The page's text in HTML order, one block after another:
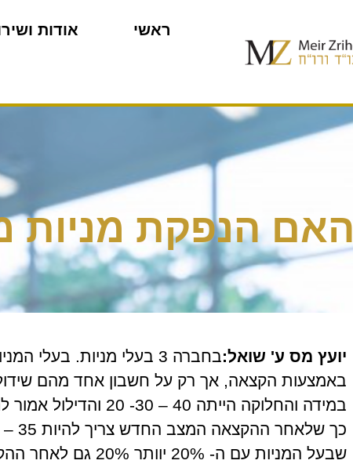
ראשי אודות
האם הנפקת מניות
יועץ מס ע' שואל:
בחברה 3 בעלי מניות.
באמצעות הקצאה, אך רק על חשבון אחד מהם
שבעל המניות עם ה-